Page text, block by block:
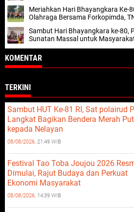
Meriahkan Hari Bhayangkara Ke-
Olahraga Bersama Forkopimda,
Sambut Hari Bhayangkara ke-80,
Sunatan Massal untuk
KOMENTAR
TERKINI
Sambut HUT Ke-81 RI, Sat polairud
Langkat Bagikan Bendera Merah
kepada Nelayan
08/08/2026, 21:49 WIB
Festival Tao Toba Joujou 2026
Dimulai, Rajut Budaya dan Perkuat
Ekonomi Masyarakat
08/08/2026, 14:39 WIB